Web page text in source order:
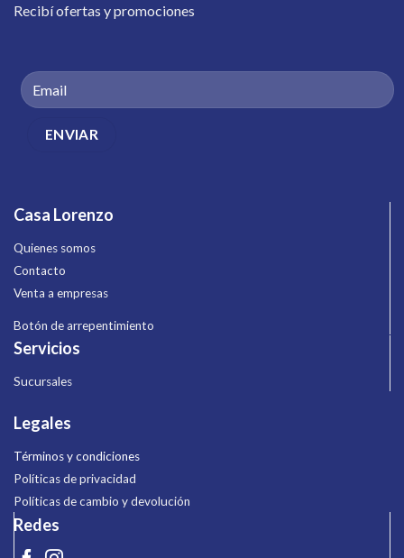
Recibí ofertas y promociones
Casa Lorenzo
Quienes somos
Contacto
Venta a empresas
Botón de arrepentimiento
Servicios
Sucursales
Legales
Términos y condiciones
Políticas de privacidad
Políticas de cambio y devolución
Redes